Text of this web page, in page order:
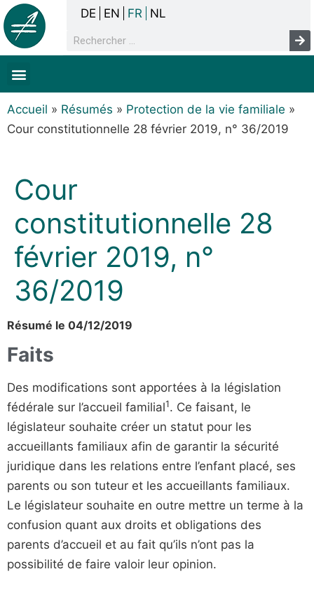
DE EN FR NL
Accueil » Résumés » Protection de la vie familiale »
Cour constitutionnelle 28 février 2019, n° 36/2019
Cour
constitutionnelle 28
février 2019, n°
36/2019
Résumé le 04/12/2019
Faits
Des modifications sont apportées à la législation
fédérale sur l’accueil familial1. Ce faisant, le
législateur souhaite créer un statut pour les
accueillants familiaux afin de garantir la sécurité
juridique dans les relations entre l’enfant placé, ses
parents ou son tuteur et les accueillants familiaux.
Le législateur souhaite en outre mettre un terme à la
confusion quant aux droits et obligations des
parents d’accueil et au fait qu’ils n’ont pas la
possibilité de faire valoir leur opinion.